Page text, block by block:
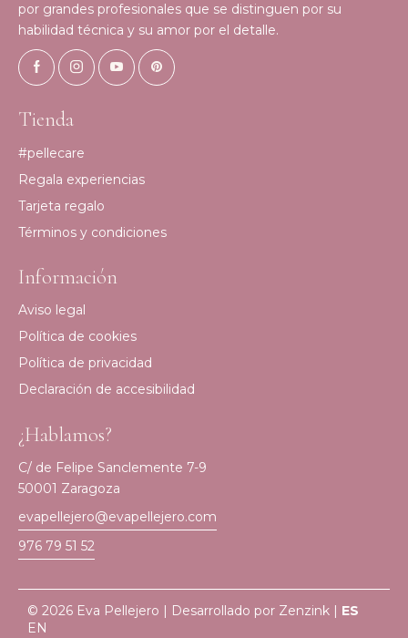
por grandes profesionales que se distinguen por su
habilidad técnica y su amor por el detalle.
Tienda
#pellecare
Regala experiencias
Tarjeta regalo
Términos y condiciones
Información
Aviso legal
Política de cookies
Política de privacidad
Declaración de accesibilidad
¿Hablamos?
C/ de Felipe Sanclemente 7-9
50001 Zaragoza
evapellejero@evapellejero.com
976 79 51 52
© 2026 Eva Pellejero | Desarrollado por Zenzink | ES
EN